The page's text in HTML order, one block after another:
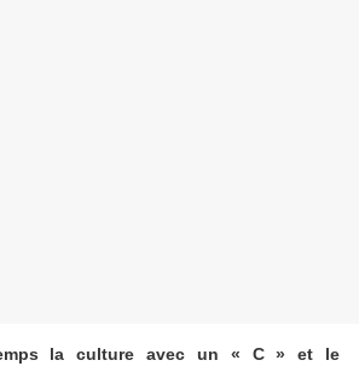
la culture avec un « C » et le